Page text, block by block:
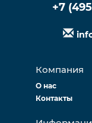
Компания
О нас
Контакты
+7